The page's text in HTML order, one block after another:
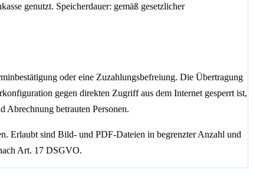
genutzt. Speicherdauer: gemäß gesetzlicher
oder eine Zuzahlungsbefreiung. Die Übertragung
gegen direkten Zugriff aus dem Internet gesperrt ist,
Abrechnung betrauten Personen.
Erlaubt sind Bild- und PDF-Dateien in begrenzter Anzahl und
Art. 17 DSGVO.